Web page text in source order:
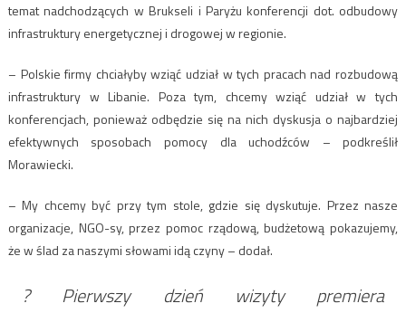
temat nadchodzących w Brukseli i Paryżu konferencji dot. odbudowy
infrastruktury energetycznej i drogowej w regionie.
– Polskie firmy chciałyby wziąć udział w tych pracach nad rozbudową
infrastruktury w Libanie. Poza tym, chcemy wziąć udział w tych
konferencjach, ponieważ odbędzie się na nich dyskusja o najbardziej
efektywnych sposobach pomocy dla uchodźców – podkreślił
Morawiecki.
– My chcemy być przy tym stole, gdzie się dyskutuje. Przez nasze
organizacje, NGO-sy, przez pomoc rządową, budżetową pokazujemy,
że w ślad za naszymi słowami idą czyny – dodał.
? Pierwszy dzień wizyty premiera